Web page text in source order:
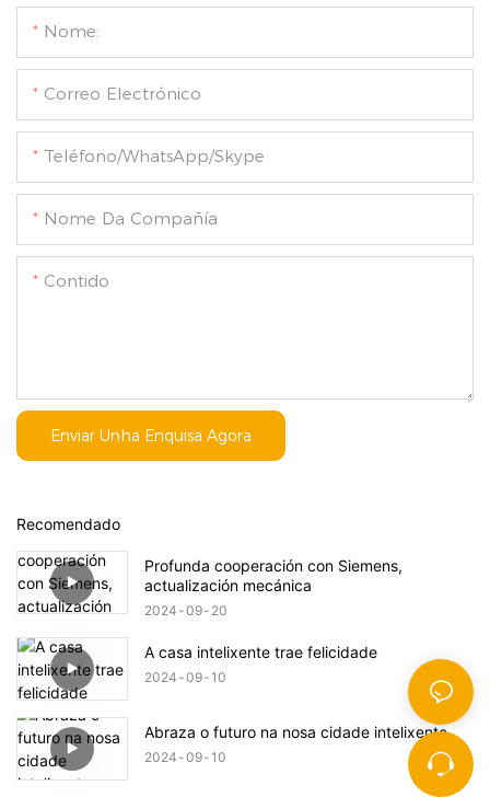
Nome:
Correo Electrónico
Teléfono/WhatsApp/Skype
Nome Da Compañía
Contido
Enviar Unha Enquisa Agora
Recomendado
Profunda cooperación con Siemens,
actualización mecánica
2024 09 20
A casa intelixente trae felicidade
2024 09 10
Abraza o futuro na nosa cidade intelixente
2024 09 10